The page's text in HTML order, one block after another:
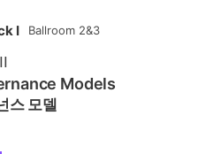
I Ballroom 2&3
Models
스 모델